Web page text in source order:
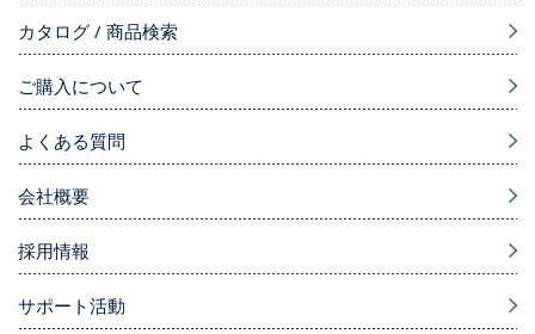
カタログ / 商品検索
ご購入について
よくある質問
会社概要
採用情報
サポート活動